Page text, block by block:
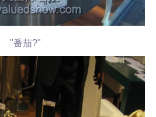
"番茄?"